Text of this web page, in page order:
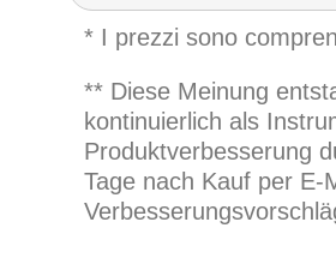
* I prezzi sono
** Diese Meinung
kontinuierlich als
Produktverbesserung
Tage nach Kauf per E-